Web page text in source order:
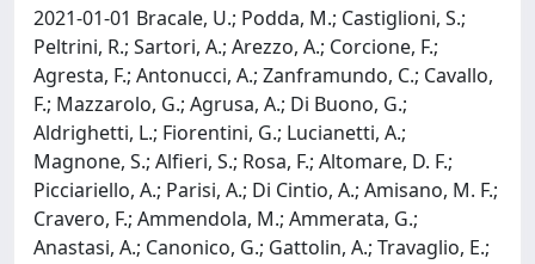
2021-01-01 Bracale, U.; Podda, M.; Castiglioni, S.;
Peltrini, R.; Sartori, A.; Arezzo, A.; Corcione, F.;
Agresta, F.; Antonucci, A.; Zanframundo, C.; Cavallo,
F.; Mazzarolo, G.; Agrusa, A.; Di Buono, G.;
Aldrighetti, L.; Fiorentini, G.; Lucianetti, A.;
Magnone, S.; Alfieri, S.; Rosa, F.; Altomare, D. F.;
Picciariello, A.; Parisi, A.; Di Cintio, A.; Amisano, M. F.;
Cravero, F.; Ammendola, M.; Ammerata, G.;
Anastasi, A.; Canonico, G.; Gattolin, A.; Travaglio, E.;